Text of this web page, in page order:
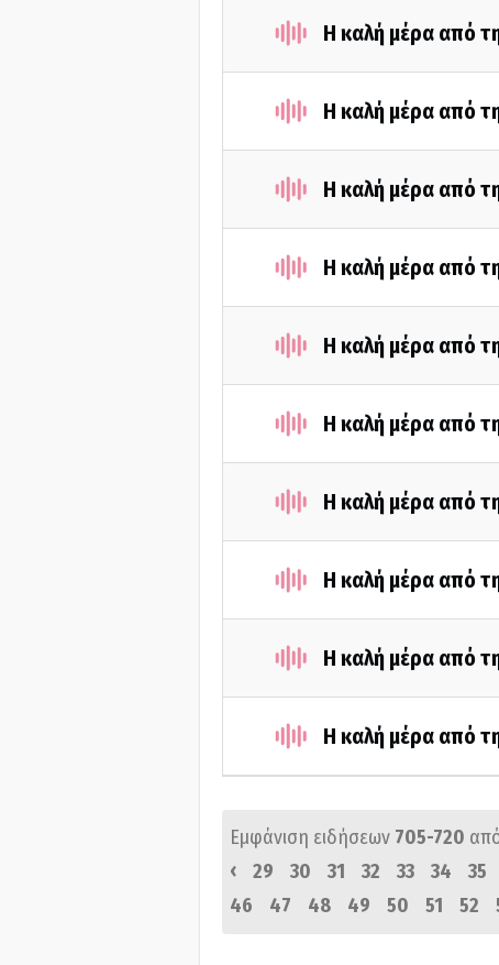
Η καλή μέρα από
Η καλή μέρα από
Η καλή μέρα από
Η καλή μέρα από
Η καλή μέρα από
Η καλή μέρα από
Η καλή μέρα από
Η καλή μέρα από
Η καλή μέρα από
Η καλή μέρα από
Εμφάνιση ειδήσεων 705-720
‹
29 30 31 32 33 34 35
46
47 48 49 50 51 52